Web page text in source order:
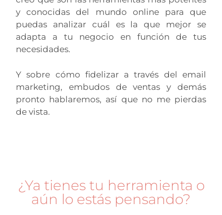
y conocidas del mundo online para que
puedas analizar cuál es la que mejor se
adapta a tu negocio en función de tus
necesidades.
Y sobre cómo fidelizar a través del email
marketing, embudos de ventas y demás
pronto hablaremos, así que no me pierdas
de vista.
¿Ya tienes tu herramienta o
aún lo estás pensando?